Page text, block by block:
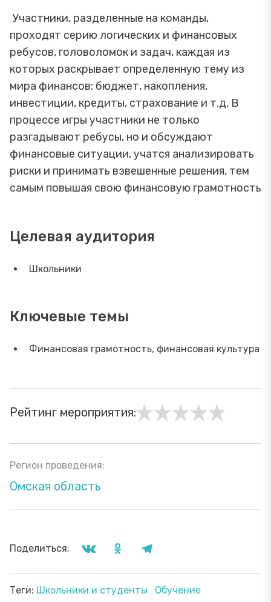
Участники, разделенные на команды,
проходят серию логических и финансовых
ребусов, головоломок и задач, каждая из
которых раскрывает определенную тему из
мира финансов: бюджет, накопления,
инвестиции, кредиты, страхование и т.д. В
процессе игры участники не только
разгадывают ребусы, но и обсуждают
финансовые ситуации, учатся анализировать
риски и принимать взвешенные решения, тем
самым повышая свою финансовую грамотность
Целевая аудитория
Школьники
Ключевые темы
Финансовая грамотность, финансовая культура
Рейтинг мероприятия:
Регион проведения:
Омская область
Поделиться:
Теги: Школьники и студенты Обучение